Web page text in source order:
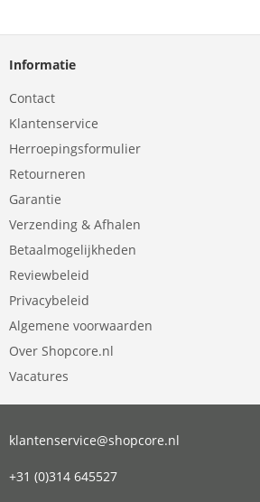
Informatie
Contact
Klantenservice
Herroepingsformulier
Retourneren
Garantie
Verzending & Afhalen
Betaalmogelijkheden
Reviewbeleid
Privacybeleid
Algemene voorwaarden
Over Shopcore.nl
Vacatures
klantenservice@shopcore.nl
+31 (0)314 645527